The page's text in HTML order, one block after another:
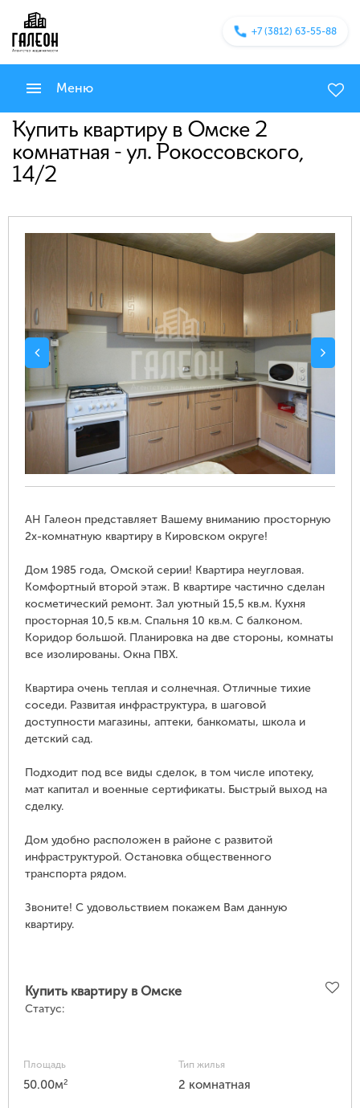
+7 (3812) 63-55-88
Меню
Купить квартиру в Омске 2
комнатная - ул. Рокоссовского,
14/2
АН Галеон представляет Вашему вниманию просторную
2х-комнатную квартиру в Кировском округе!
Дом 1985 года, Омской серии! Квартира неугловая.
Комфортный второй этаж. В квартире частично сделан
косметический ремонт. Зал уютный 15,5 кв.м. Кухня
просторная 10,5 кв.м. Спальня 10 кв.м. С балконом.
Коридор большой. Планировка на две стороны, комнаты
все изолированы. Окна ПВХ.
Квартира очень теплая и солнечная. Отличные тихие
соседи. Развитая инфраструктура, в шаговой
доступности магазины, аптеки, банкоматы, школа и
детский сад.
Подходит под все виды сделок, в том числе ипотеку,
мат капитал и военные сертификаты. Быстрый выход на
сделку.
Дом удобно расположен в районе с развитой
инфраструктурой. Остановка общественного
транспорта рядом.
Звоните! С удовольствием покажем Вам данную
квартиру.
Купить квартиру в Омске
Статус:
Площадь
50.00м2
Тип жилья
2 комнатная